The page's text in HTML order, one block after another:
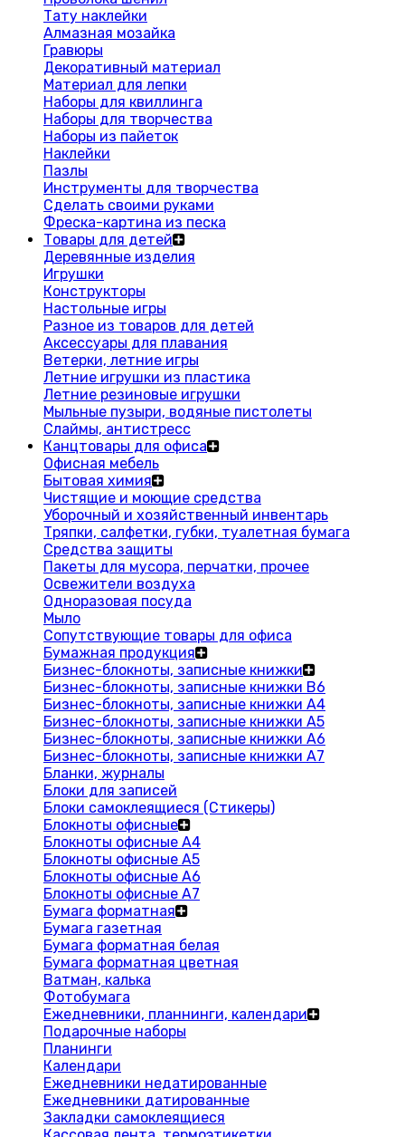
Тату наклейки
Алмазная мозайка
Гравюры
Декоративный материал
Материал для лепки
Наборы для квиллинга
Наборы для творчества
Наборы из пайеток
Наклейки
Пазлы
Инструменты для творчества
Сделать своими руками
Фреска-картина из песка
Товары для детей
Деревянные изделия
Игрушки
Конструкторы
Настольные игры
Разное из товаров для детей
Аксессуары для плавания
Ветерки, летние игры
Летние игрушки из пластика
Летние резиновые игрушки
Мыльные пузыри, водяные пистолеты
Слаймы, антистресс
Канцтовары для офиса
Офисная мебель
Бытовая химия
Чистящие и моющие средства
Уборочный и хозяйственный инвентарь
Тряпки, салфетки, губки, туалетная бумага
Средства защиты
Пакеты для мусора, перчатки, прочее
Освежители воздуха
Одноразовая посуда
Мыло
Сопутствующие товары для офиса
Бумажная продукция
Бизнес-блокноты, записные книжки
Бизнес-блокноты, записные книжки В6
Бизнес-блокноты, записные книжки A4
Бизнес-блокноты, записные книжки А5
Бизнес-блокноты, записные книжки А6
Бизнес-блокноты, записные книжки А7
Бланки, журналы
Блоки для записей
Блоки самоклеящиеся (Стикеры)
Блокноты офисные
Блокноты офисные A4
Блокноты офисные A5
Блокноты офисные A6
Блокноты офисные A7
Бумага форматная
Бумага газетная
Бумага форматная белая
Бумага форматная цветная
Ватман, калька
Фотобумага
Ежедневники, планнинги, календари
Подарочные наборы
Планинги
Календари
Ежедневники недатированные
Ежедневники датированные
Закладки самоклеящиеся